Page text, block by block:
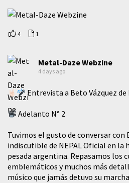
4 1
Metal-Daze Webzine
4 days ago
Entrevista a Beto Vázquez de
Adelanto N° 2
Tuvimos el gusto de conversar
indiscutible de NEPAL Oficial en la
pesada argentina. Repasamos los
emblemáticos y muchos más
músico que jamás detuvo su